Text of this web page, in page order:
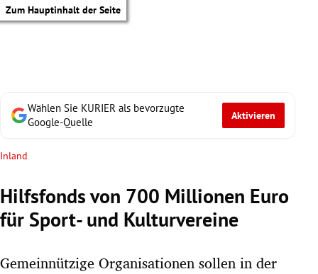
Zum Hauptinhalt der Seite
Wählen Sie KURIER als bevorzugte
Google-Quelle
Aktivieren
Inland
Hilfsfonds von 700 Millionen Euro
für Sport- und Kulturvereine
Gemeinnützige Organisationen sollen in der